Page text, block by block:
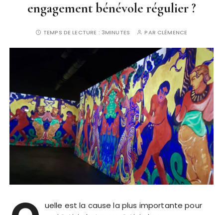
engagement bénévole régulier ?
TEMPS DE LECTURE : 3MINUTES PAR CLÉMENCE
uelle est la cause la plus importante pour